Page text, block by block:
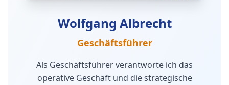
Wolfgang Albrecht
Geschäftsführer
Als Geschäftsführer verantworte ich das
operative Geschäft und die strategische